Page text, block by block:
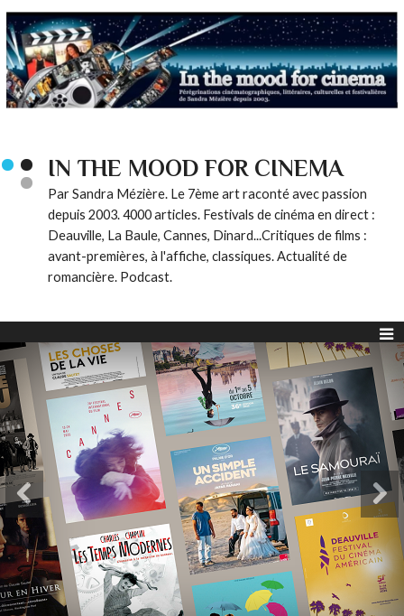
IN THE MOOD FOR CINEMA
Par Sandra Mézière. Le 7ème art raconté avec passion
depuis 2003. 4000 articles. Festivals de cinéma en direct :
Deauville, La Baule, Cannes, Dinard...Critiques de films :
avant-premières, à l'affiche, classiques. Actualité de
romancière. Podcast.